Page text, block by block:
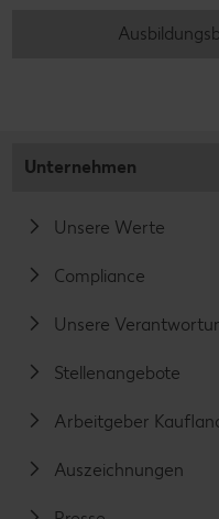
Unternehmen
Unsere Werte
Compliance
Unsere
Stellenangebote
Arbeitgeber
Auszeichnungen